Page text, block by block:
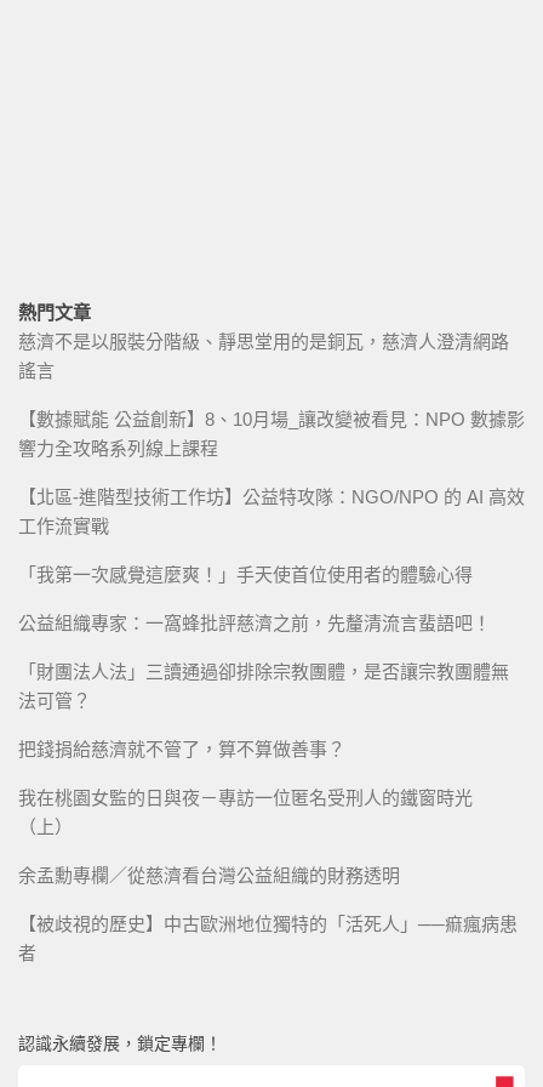
熱門文章
慈濟不是以服裝分階級、靜思堂用的是銅瓦，慈濟人澄清網路
謠言
【數據賦能 公益創新】8、10月場_讓改變被看見：NPO 數據影
響力全攻略系列線上課程
【北區-進階型技術工作坊】公益特攻隊：NGO/NPO 的 AI 高效
工作流實戰
「我第一次感覺這麼爽！」手天使首位使用者的體驗心得
公益組織專家：一窩蜂批評慈濟之前，先釐清流言蜚語吧！
「財團法人法」三讀通過卻排除宗教團體，是否讓宗教團體無
法可管？
把錢捐給慈濟就不管了，算不算做善事？
我在桃園女監的日與夜－專訪一位匿名受刑人的鐵窗時光
（上）
余孟勳專欄／從慈濟看台灣公益組織的財務透明
【被歧視的歷史】中古歐洲地位獨特的「活死人」──痲瘋病患
者
認識永續發展，鎖定專欄！